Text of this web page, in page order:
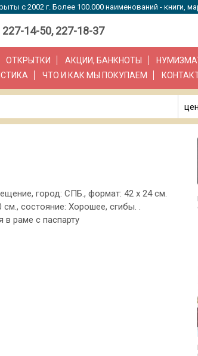
с 2002 г. Более 100.000 наименований - книги,
227-14-50, 227-18-37
ОТКРЫТКИ АКЦИИ, БАНКНОТЫ
ЧТО И КАК МЫ ПОКУПАЕМ
город: СПБ., формат: 42 х 24 см.
состояние: Хорошее, сгибы. .
в раме с паспарту